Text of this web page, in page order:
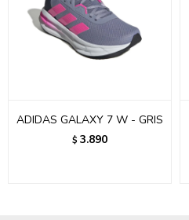
ADIDAS GALAXY 7 W - GRIS
$ 3.890